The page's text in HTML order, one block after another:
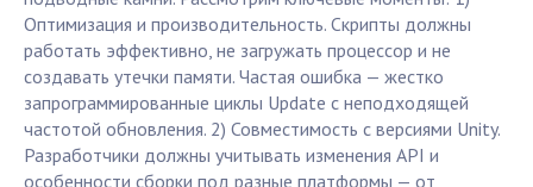
Оптимизация и производительность. Скрипты должны
работать эффективно, не загружать процессор и не
создавать утечки памяти. Частая ошибка — жестко
запрограммированные циклы Update с неподходящей
частотой обновления. 2) Совместимость с версиями Unity.
Разработчики должны учитывать изменения API и
особенности сборки под разные платформы — от